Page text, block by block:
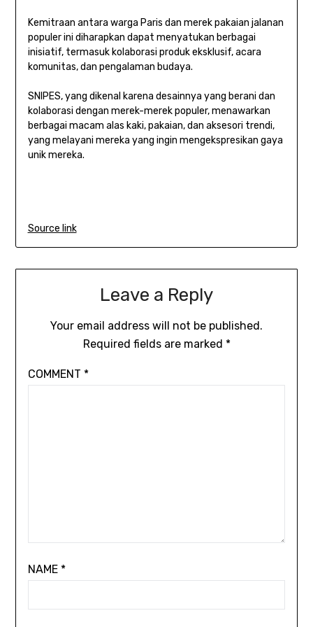
Kemitraan antara warga Paris dan merek pakaian jalanan
populer ini diharapkan dapat menyatukan berbagai
inisiatif, termasuk kolaborasi produk eksklusif, acara
komunitas, dan pengalaman budaya.
SNIPES, yang dikenal karena desainnya yang berani dan
kolaborasi dengan merek-merek populer, menawarkan
berbagai macam alas kaki, pakaian, dan aksesori trendi,
yang melayani mereka yang ingin mengekspresikan gaya
unik mereka.
Source link
Leave a Reply
Your email address will not be published.
Required fields are marked *
COMMENT *
NAME *